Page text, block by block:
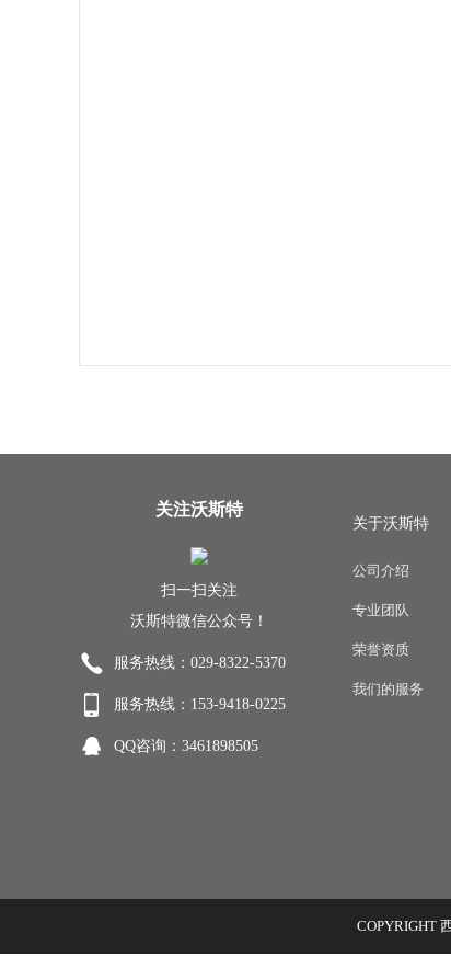
关注沃斯特
扫一扫关注
沃斯特微信公众号！
服务热线：029-8322-5370
服务热线：153-9418-0225
QQ咨询：3461898505
关于沃斯特
公司介绍
专业团队
荣誉资质
我们的服务
COPYRIGHT